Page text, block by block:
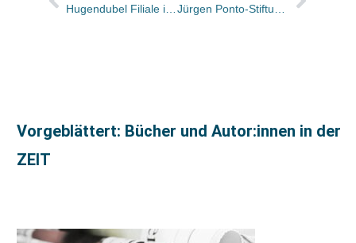
Hugendubel Filiale in Kassel schließt
Jürgen Ponto-Stiftung vergibt Literaturpreis an Sandra Weihs
Vorgeblättert: Bücher und Autor:innen in der
ZEIT